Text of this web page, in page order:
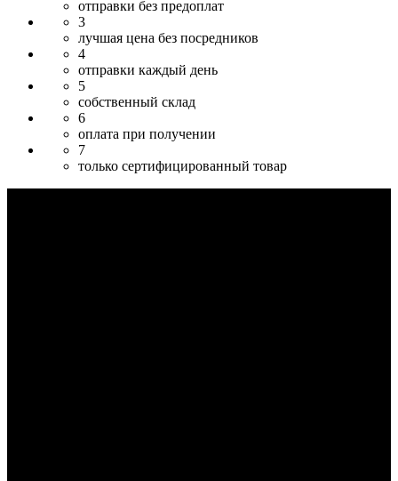
отправки без предоплат
3
лучшая цена без посредников
4
отправки каждый день
5
собственный склад
6
оплата при получении
7
только сертифицированный товар